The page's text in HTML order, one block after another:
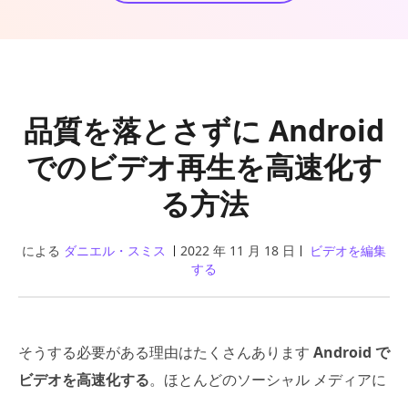
品質を落とさずに Android
でのビデオ再生を高速化す
る方法
による ダニエル・スミス 2022 年 11 月 18 日
ビデオを編集
する
そうする必要がある理由はたくさんあります Android で
ビデオを高速化する。ほとんどのソーシャル メディアに